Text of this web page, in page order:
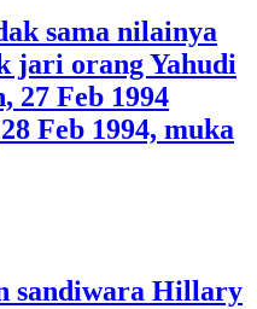
sama nilainya
jari orang Yahudi
27 Feb 1994
Feb 1994, muka
sandiwara Hillary